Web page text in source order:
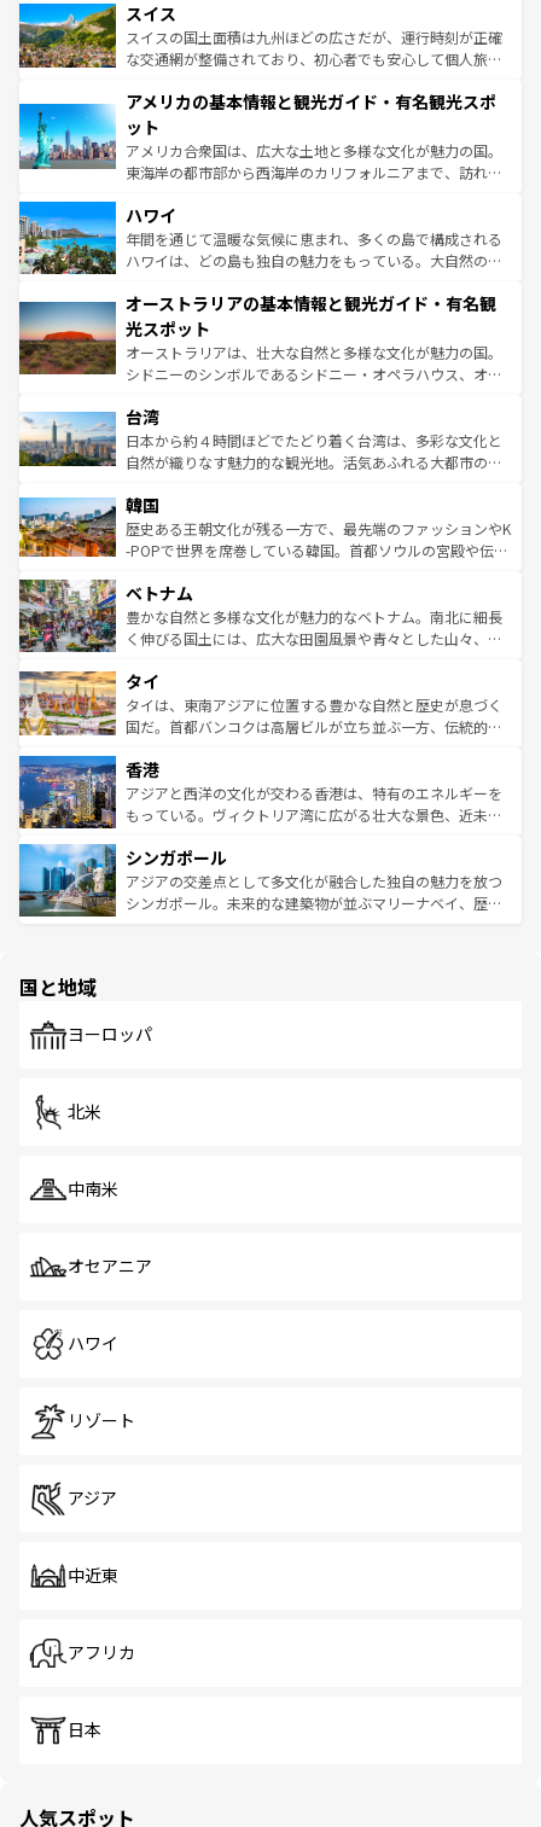
れる地方に足を運ぶとそれぞれで全く異なる文化を体験で
きるだろう。 なお、新着のフランス情報はコンテンツ一覧
を参照してほしい。
は、お酒好きな人にはぜひ体験してほしい。 なお、新着の
ドイツ情報はコンテンツ一覧を参照してほしい。
リアごとに異なる魅力がある。また、優雅なアフタヌーン
ティー、ビール好きにはたまらない英国パブ、サッカー観
戦など、本場だからこそできる体験も豊富。イギリスを旅
ンツ一覧を参照してほしい。
スイス
スイスの国土面積は九州ほどの広さだが、運行時刻が正確
な交通網が整備されており、初心者でも安心して個人旅行
の建物がそのまま残る町や、スイスならではのユニークな
博物館もあり、アルプス観光だけでなく町歩きも満喫する
ことができる。国民の所得が高いため物価も高いが、旅行
者向けの交通パス提供のサービスもあり、うまく活用すれ
着のスイス情報は
アメリカの基本情報と観光ガイド・有名観光スポ
ット
アメリカ合衆国は、広大な土地と多様な文化が魅力の国。
東海岸の都市部から西海岸のカリフォルニアまで、訪れる
のような巨大都市は、観光、ショッピング、エンターテイ
ンメントが詰まった刺激的なスポットだ。一方、アメリカ
西部には大自然が広がり、グランドキャニオンやイエロー
部のニューオーリンズでは、音楽と美食が融合した独特の
文化が魅力。旅行者はアメリカの各地域で異なる魅力を楽
しみながら、その多様性と豊かな歴史を感じることができ
るだろう。車でのロードトリップや列車の旅も、アメリカ
情報は
ハワイ
年間を通じて温暖な気候に恵まれ、多くの島で構成される
ハワイは、どの島も独自の魅力をもっている。大自然の神
ワイ島は見逃せない。また、定番の観光地といえばオアフ
島だが、静かな自然を求めるならマウイ島やカウアイ島が
おすすめ。エメラルドグリーンに輝く海をはじめ、豊かな
文化や歴史が息づいている。「アロハスピリット」と呼ば
人々、おいしいローカルフードやハワイアンミュージッ
ク、伝統的なフラダンスなど、すべてがハワイの魅力を彩
っている。訪れるたびに新しい発見と感動が待っているハ
はコンテンツ一覧
オーストラリアの基本情報と観光ガイド・有名観
光スポット
オーストラリアは、壮大な自然と多様な文化が魅力の国。
シドニーのシンボルであるシドニー・オペラハウス、オー
リアリーフや大陸中央部にそびえるウルル（エアーズロッ
ク）、タスマニアの美しい原生林やケアンズの熱帯雨林な
ど、見どころがたくさん。また、カフェやワイン、オージ
いる。アクティビティも充実しており、サーフィンやダイ
ビング、ハイキングなど、アウトドア好きにはたまらな
い。オーストラリアの多彩な魅力を存分に味わいつくそ
参照してほしい。
台湾
日本から約４時間ほどでたどり着く台湾は、多彩な文化と
自然が織りなす魅力的な観光地。活気あふれる大都市の台
ン）、静ひつな山岳地帯である台湾東部など、都市の喧騒
と山間の静けさが共存しており、訪れる人に新しい発見と
驚きをもたらしてくれる。また、奥深い台湾の食文化も魅
容にもいいと評判のスイーツなど、バラエティ豊かな料理
が味わえる。 なお、新着の台湾情報は コンテンツ一覧を参
照してほしい。
韓国
歴史ある王朝文化が残る一方で、最先端のファッションやK
-POPで世界を席巻している韓国。首都ソウルの宮殿や伝統
き、地方に足を延ばせば四季折々の自然美を楽しむことが
できる。そして、キムチや焼肉、絶品のストリートフード
まで、さまざまな韓国料理が待っている。夜には、韓国な
リティに包まれながら、韓国の多彩な魅力を心ゆくまで味
わってみてほしい。 なお、新着の韓国情報はコンテンツ一
覧を参照してほしい。
ベトナム
豊かな自然と多様な文化が魅力的なベトナム。南北に細長
く伸びる国土には、広大な田園風景や青々とした山々、世
急速な発展と共に伝統が息づく。ハノイの古い町並みやホ
ーチミン市のフランス統治時代の建物も、独特の雰囲気を
醸し出している。また、バラエティの豊かさとおいしさで
とつ。フォーやバインミー、ベトナムコーヒーなどは、ぜ
ひ現地で味わいたい。どの地域を訪れてもあたたかい人々
が旅行者を迎えてくれるので、きっと忘れられない旅にな
参照してほしい。
タイ
タイは、東南アジアに位置する豊かな自然と歴史が息づく
国だ。首都バンコクは高層ビルが立ち並ぶ一方、伝統的な
の活気が交差している。北部ではチェンマイなどの山岳地
帯で自然と触れ合い、南部ではプーケットやクラビの美し
いビーチでリゾート気分を楽しむことができる。タイ料理
激する。気候は一年中温暖で、どの季節にも異なる楽しみ
が待っている。親しみやすいタイの人々、仏教を中心とし
た文化、そして多様な観光資源が、訪れる旅人を魅了し続
香港
アジアと西洋の文化が交わる香港は、特有のエネルギーを
もっている。ヴィクトリア湾に広がる壮大な景色、近未来
み、どこを訪れても感動するはず。観光スポットが密集し
ており、効率よく見どころを回れるのも魅力。息をのむよ
うな絶景から文化的な体験まで、香港を存分に楽しみ尽く
シンガポール
アジアの交差点として多文化が融合した独自の魅力を放つ
シンガポール。未来的な建築物が並ぶマリーナベイ、歴史
で、ホーカーズは地元の風情を楽しめる外せないスポット
国と地域
ヨーロッパ
北米
中南米
オセアニア
ハワイ
リゾート
アジア
中近東
アフリカ
日本
人気スポット